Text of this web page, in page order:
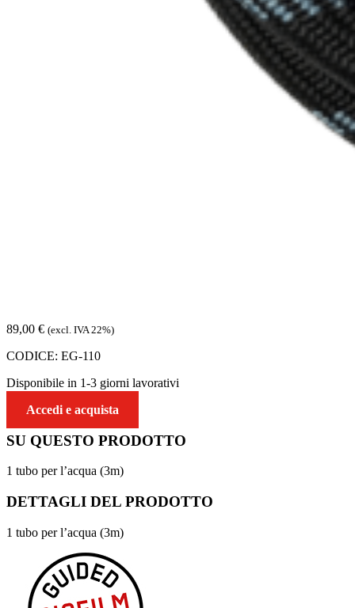
89,00 € (excl. IVA 22%)
CODICE: EG-110
Disponibile in 1-3 giorni lavorativi
Accedi e acquista
SU QUESTO PRODOTTO
1 tubo per l’acqua (3m)
DETTAGLI DEL PRODOTTO
1 tubo per l’acqua (3m)